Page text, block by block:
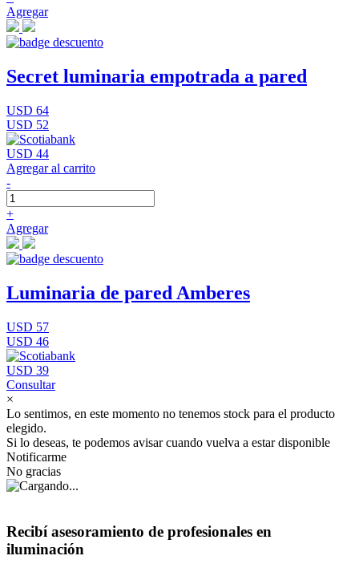
Agregar
Secret luminaria empotrada a pared
USD 64
USD 52
USD 44
Agregar al carrito
-
+
Agregar
Luminaria de pared Amberes
USD 57
USD 46
USD 39
Consultar
×
Lo sentimos, en este momento no tenemos stock para el producto
elegido.
Si lo deseas, te podemos avisar cuando vuelva a estar disponible
Notificarme
No gracias
Recibí asesoramiento de profesionales en
iluminación